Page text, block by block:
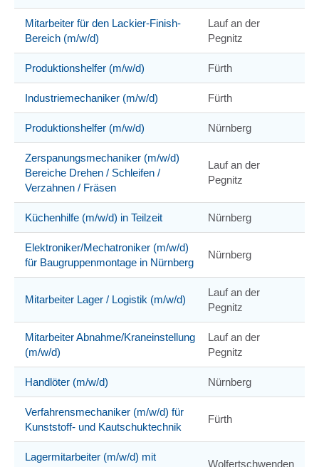
Mitarbeiter für den Lackier-Finish-
Bereich (m/w/d)
Lauf an der
Pegnitz
Produktionshelfer (m/w/d) Fürth
Industriemechaniker (m/w/d) Fürth
Produktionshelfer (m/w/d) Nürnberg
Zerspanungsmechaniker (m/w/d)
Bereiche Drehen / Schleifen /
Verzahnen / Fräsen
Lauf an der
Pegnitz
Küchenhilfe (m/w/d) in Teilzeit Nürnberg
Elektroniker/Mechatroniker (m/w/d)
für Baugruppenmontage in Nürnberg
Nürnberg
Mitarbeiter Lager / Logistik (m/w/d)
Lauf an der
Pegnitz
Mitarbeiter Abnahme/Kraneinstellung
(m/w/d)
Lauf an der
Pegnitz
Handlöter (m/w/d) Nürnberg
Verfahrensmechaniker (m/w/d) für
Kunststoff- und Kautschuktechnik
Fürth
Lagermitarbeiter (m/w/d) mit
Wolfertschwenden